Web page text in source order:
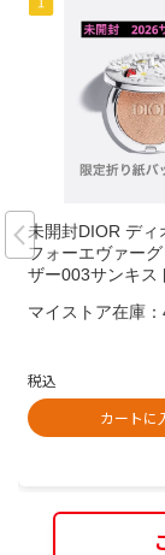
未開封DIOR ディ
フォーエヴァー
ザー003サンキス
マイストア在庫：
税込
カートに